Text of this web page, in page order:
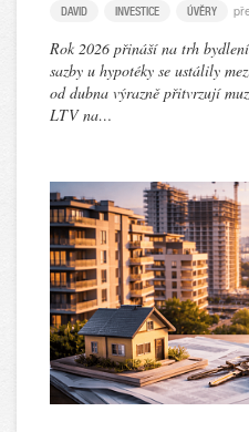
DAVID INVESTICE ÚVĚRY
Rok 2026 přináší na trh
sazby u hypotéky se ustálily
od dubna výrazně přitvrzují
LTV na…